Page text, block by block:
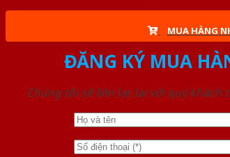
MUA HÀNG
ĐĂNG KÝ MUA
Chúng tôi sẽ liên lạc lại với quý